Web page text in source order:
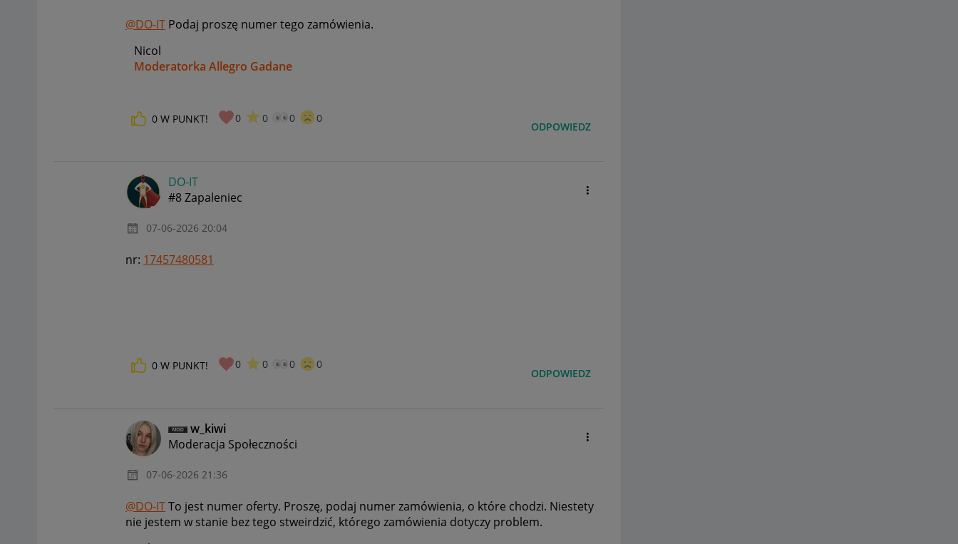
@DO-IT Podaj proszę numer tego zamówienia.
Nicol
Moderatorka Allegro Gadane
0 W PUNKT! 0 0 0 0
ODPOWIEDZ
DO-IT
#8 Zapaleniec
‎07-06-2026 20:04
nr: 17457480581
0 W PUNKT! 0 0 0 0
ODPOWIEDZ
w_kiwi
Moderacja Społeczności
‎07-06-2026 21:36
@DO-ITTo jest numer oferty. Proszę, podaj numer zamówienia, o które chodzi. Niestety
nie jestem w stanie bez tego stweirdzić, którego zamówienia dotyczy problem.